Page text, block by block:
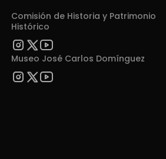
Comisión de Historia y Patrimonio
Histórico
Museo José Carlos Domínguez